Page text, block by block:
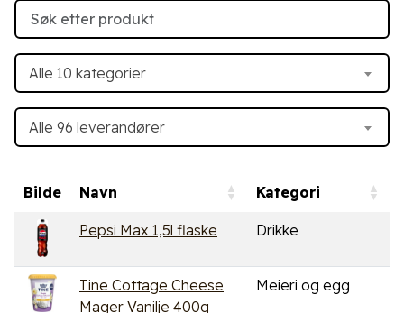
Alle 10 kategorier
Alle 96 leverandører
Bilde Navn Kategori
Pepsi Max 1,5l flaske Drikke
Tine Cottage Cheese
Mager Vanilje 400g
Meieri og egg